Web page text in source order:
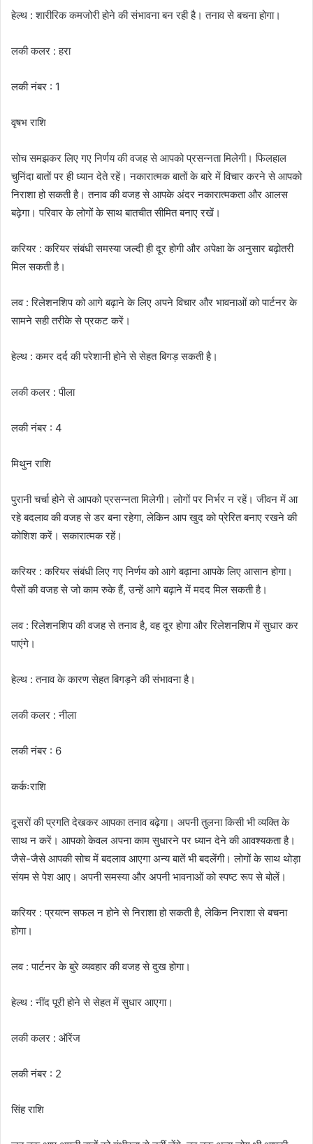
हेल्थ : शारीरिक कमजोरी होने की संभावना बन रही है। तनाव से बचना होगा।
लकी कलर : हरा
लकी नंबर : 1
वृषभ राशि
सोच समझकर लिए गए निर्णय की वजह से आपको प्रसन्नता मिलेगी। फिलहाल
चुनिंदा बातों पर ही ध्यान देते रहें। नकारात्मक बातों के बारे में विचार करने से आपको
निराशा हो सकती है। तनाव की वजह से आपके अंदर नकारात्मकता और आलस
बढ़ेगा। परिवार के लोगों के साथ बातचीत सीमित बनाए रखें।
करियर : करियर संबंधी समस्या जल्दी ही दूर होगी और अपेक्षा के अनुसार बढ़ोतरी
मिल सकती है।
लव : रिलेशनशिप को आगे बढ़ाने के लिए अपने विचार और भावनाओं को पार्टनर के
सामने सही तरीके से प्रकट करें।
हेल्थ : कमर दर्द की परेशानी होने से सेहत बिगड़ सकती है।
लकी कलर : पीला
लकी नंबर : 4
मिथुन राशि
पुरानी चर्चा होने से आपको प्रसन्नता मिलेगी। लोगों पर निर्भर न रहें। जीवन में आ
रहे बदलाव की वजह से डर बना रहेगा, लेकिन आप खुद को प्रेरित बनाए रखने की
कोशिश करें। सकारात्मक रहें।
करियर : करियर संबंधी लिए गए निर्णय को आगे बढ़ाना आपके लिए आसान होगा।
पैसों की वजह से जो काम रुके हैं, उन्हें आगे बढ़ाने में मदद मिल सकती है।
लव : रिलेशनशिप की वजह से तनाव है, वह दूर होगा और रिलेशनशिप में सुधार कर
पाएंगे।
हेल्थ : तनाव के कारण सेहत बिगड़ने की संभावना है।
लकी कलर : नीला
लकी नंबर : 6
कर्कःराशि
दूसरों की प्रगति देखकर आपका तनाव बढ़ेगा। अपनी तुलना किसी भी व्यक्ति के
साथ न करें। आपको केवल अपना काम सुधारने पर ध्यान देने की आवश्यकता है।
जैसे-जैसे आपकी सोच में बदलाव आएगा अन्य बातें भी बदलेंगी। लोगों के साथ थोड़ा
संयम से पेश आए। अपनी समस्या और अपनी भावनाओं को स्पष्ट रूप से बोलें।
करियर : प्रयत्न सफल न होने से निराशा हो सकती है, लेकिन निराशा से बचना
होगा।
लव : पार्टनर के बुरे व्यवहार की वजह से दुख होगा।
हेल्थ : नींद पूरी होने से सेहत में सुधार आएगा।
लकी कलर : ऑरेंज
लकी नंबर : 2
सिंह राशि